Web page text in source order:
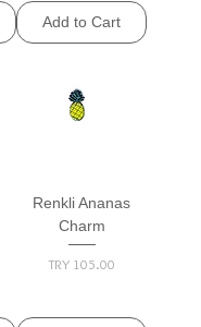
Add to Cart
Renkli Ananas
Charm
Price
TRY 105.00